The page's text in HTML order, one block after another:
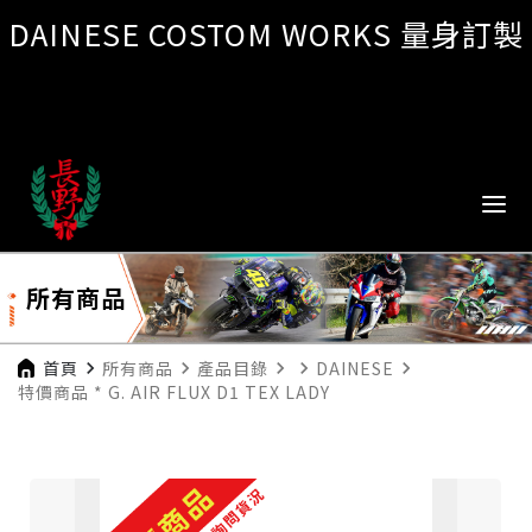
DAINESE COSTOM WORKS 量身訂製
所有商品
首頁 navigate_next 所有商品 navigate_next 產品目錄 navigate_next navigate_next DAINESE navigate_next
特價商品 * G. AIR FLUX D1 TEX LADY